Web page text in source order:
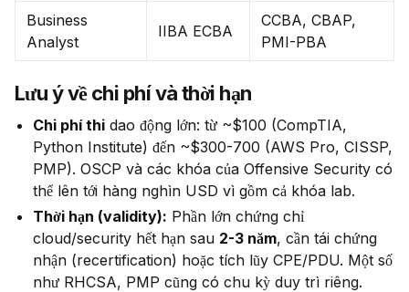
Business
Analyst
IIBA ECBA
CCBA, CBAP,
PMI-PBA
Lưu ý về chi phí và thời hạn
Chi phí thi dao động lớn: từ ~$100 (CompTIA,
Python Institute) đến ~$300-700 (AWS Pro, CISSP,
PMP). OSCP và các khóa của Offensive Security có
thể lên tới hàng nghìn USD vì gồm cả khóa lab.
Thời hạn (validity): Phần lớn chứng chỉ
cloud/security hết hạn sau 2-3 năm, cần tái chứng
nhận (recertification) hoặc tích lũy CPE/PDU. Một số
như RHCSA, PMP cũng có chu kỳ duy trì riêng.